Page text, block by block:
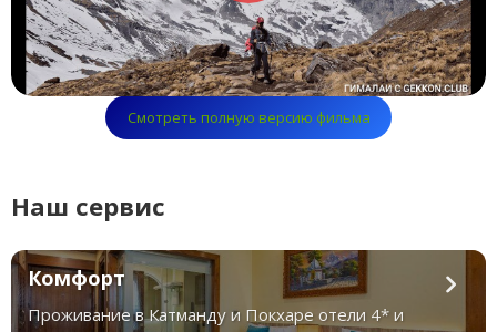
Смотреть полную версию фильма
Наш сервис
Комфорт
Проживание в Катманду и Покхаре отели 4* и